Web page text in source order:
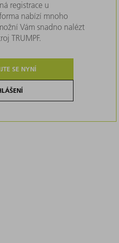
registrace u
nabízí mnoho
Vám snadno nalézt
TRUMPF.
SE NYNÍ